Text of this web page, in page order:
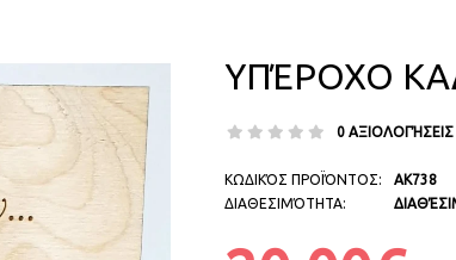
ΥΠΈΡΟΧΟ
0 ΑΞΙΟΛΟΓΉΣΕΙΣ
ΚΩΔΙΚΌΣ ΠΡΟΪΌΝΤΟΣ:
ΔΙΑΘΕΣΙΜΌΤΗΤΑ:
AK738